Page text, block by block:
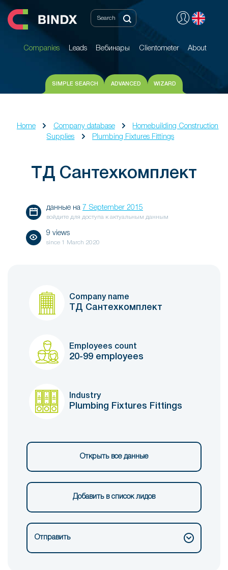
Companies Leads Вебинары Clientometer About
Companies Leads Вебинары Clientometer About
SIMPLE SEARCH ADVANCED WIZARD
Home Company database
Homebuilding Construction
Supplies
Plumbing Fixtures Fittings
ТД Сантехкомплект
данные на 7 September 2015
войдите для доступа к актуальным данным
9 views
since 1 March 2020
Company name
ТД Сантехкомплект
Employees count
20-99 employees
Industry
Plumbing Fixtures Fittings
Открыть все данные
Добавить в список лидов
Отправить